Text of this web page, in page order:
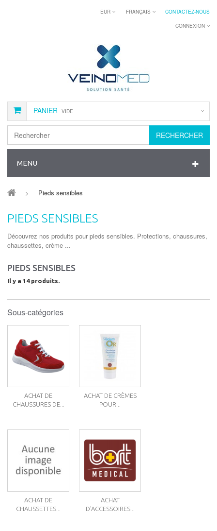
CONTACTEZ-NOUS
FRANÇAIS
EUR
CONNEXION
PANIER VIDE
RECHERCHER
MENU
> Pieds sensibles
PIEDS SENSIBLES
Découvrez nos produits pour pieds sensibles. Protections, chaussures,
chaussettes, crème ...
PIEDS SENSIBLES
Il y a 14 produits.
Sous-catégories
ACHAT DE
CHAUSSURES DE...
ACHAT DE CRÈMES
POUR...
ACHAT DE
CHAUSSETTES...
ACHAT
D'ACCESSOIRES...